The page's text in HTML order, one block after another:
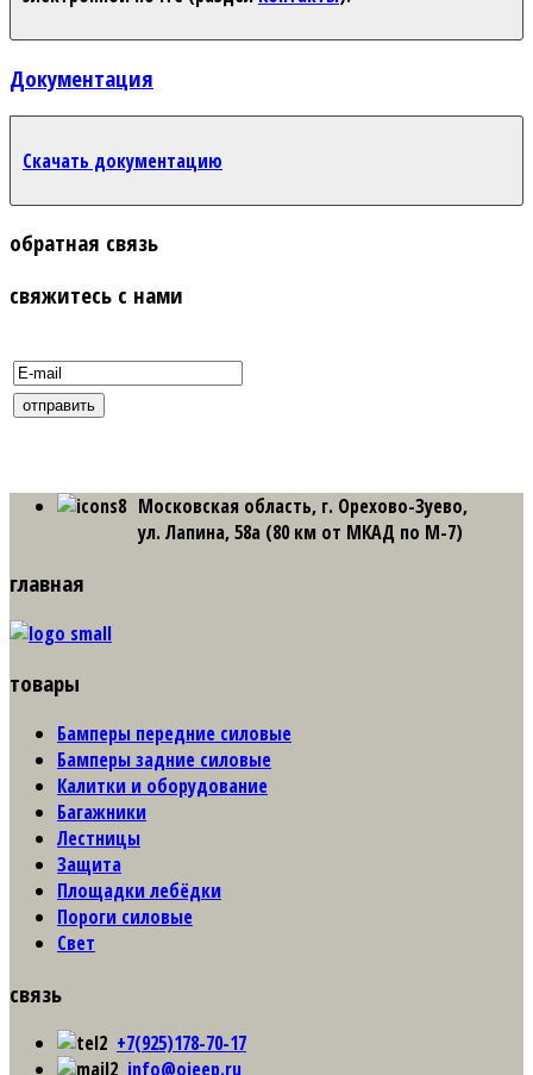
Документация
Скачать документацию
обратная связь
свяжитесь с нами
Московская область, г. Орехово-Зуево,
ул. Лапина, 58а (80 км от МКАД по М-7)
главная
товары
Бамперы передние силовые
Бамперы задние силовые
Калитки и оборудование
Багажники
Лестницы
Защита
Площадки лебёдки
Пороги силовые
Свет
связь
+7(925)178-70-17
info@ojeep.ru